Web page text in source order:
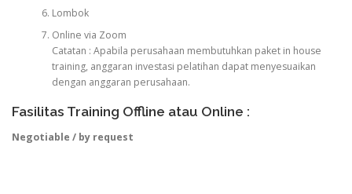
Lombok
Online via Zoom
Catatan : Apabila perusahaan membutuhkan paket in house
training, anggaran investasi pelatihan dapat menyesuaikan
dengan anggaran perusahaan.
Fasilitas Training Offline atau Online :
Negotiable / by request